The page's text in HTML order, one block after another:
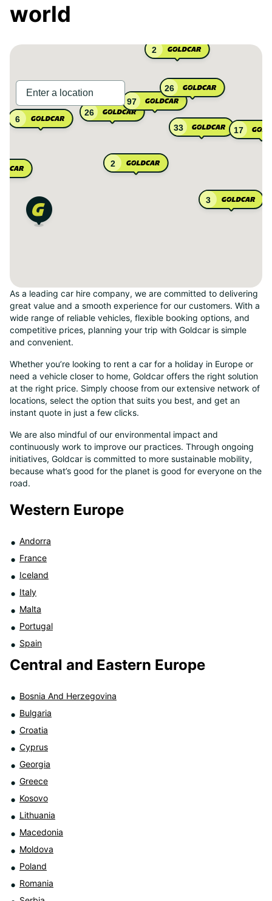
world
2
26
97
33
26
3
2
6
17
8
As a leading car hire company, we are committed to delivering
great value and a smooth experience for our customers. With a
wide range of reliable vehicles, flexible booking options, and
competitive prices, planning your trip with Goldcar is simple
and convenient.
Whether you’re looking to rent a car for a holiday in Europe or
need a vehicle closer to home, Goldcar offers the right solution
at the right price. Simply choose from our extensive network of
locations, select the option that suits you best, and get an
instant quote in just a few clicks.
We are also mindful of our environmental impact and
continuously work to improve our practices. Through ongoing
initiatives, Goldcar is committed to more sustainable mobility,
because what’s good for the planet is good for everyone on the
road.
Western Europe
Andorra
France
Iceland
Italy
Malta
Portugal
Spain
Central and Eastern Europe
Bosnia And Herzegovina
Bulgaria
Croatia
Cyprus
Georgia
Greece
Kosovo
Lithuania
Macedonia
Moldova
Poland
Romania